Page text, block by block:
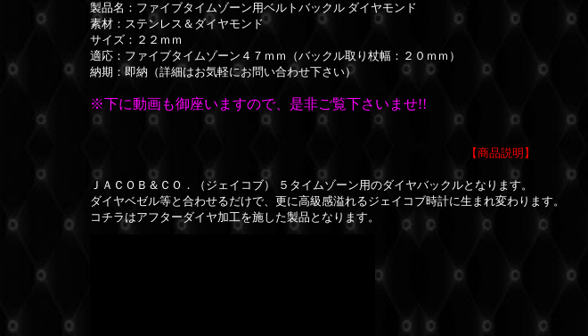
製品名：ファイブタイムゾーン用ベルトバックル ダイヤモンド
素材：ステンレス＆ダイヤモンド
サイズ：２２ｍｍ
適応：ファイブタイムゾーン４７ｍｍ（バックル取り杖幅：２０ｍｍ）
納期：即納（詳細はお気軽にお問い合わせ下さい）
※下に動画も御座いますので、是非ご覧下さいませ!!
【商品説明】
ＪＡＣＯＢ＆ＣＯ．（ジェイコブ） ５タイムゾーン用のダイヤバックルとなります。
ダイヤベゼル等と合わせるだけで、更に高級感溢れるジェイコブ時計に生まれ変わります。
コチラはアフターダイヤ加工を施した製品となります。